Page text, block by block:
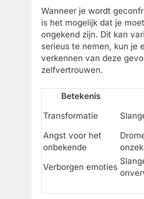
Wanneer je wordt
is het mogelijk dat je
ongekend zijn. Dit kan
serieus te nemen, kun je
verkennen van deze
zelfvertrouwen.
Betekenis
Transformatie
Angst voor het
onbekende
Verborgen emoties